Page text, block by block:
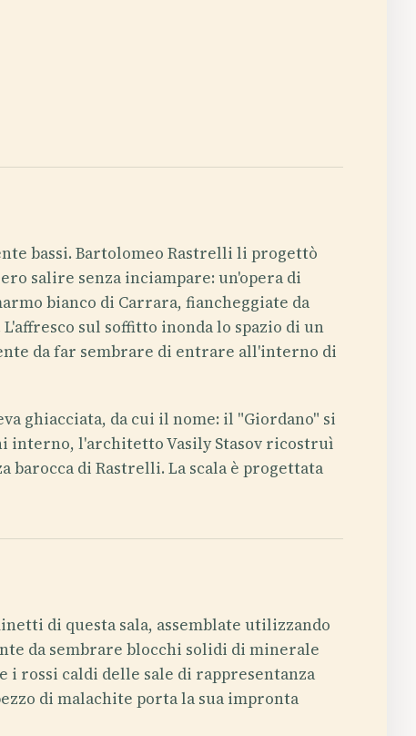
bassi. Bartolomeo Rastrelli li progettò
salire senza inciampare: un'opera di
bianco di Carrara, fiancheggiate da
sul soffitto inonda lo spazio di un
da far sembrare di entrare all'interno di
ghiacciata, da cui il nome: il "Giordano" si
interno, l'architetto Vasily Stasov ricostruì
di Rastrelli. La scala è progettata
di questa sala, assemblate utilizzando
da sembrare blocchi solidi di minerale
i rossi caldi delle sale di rappresentanza
di malachite porta la sua impronta